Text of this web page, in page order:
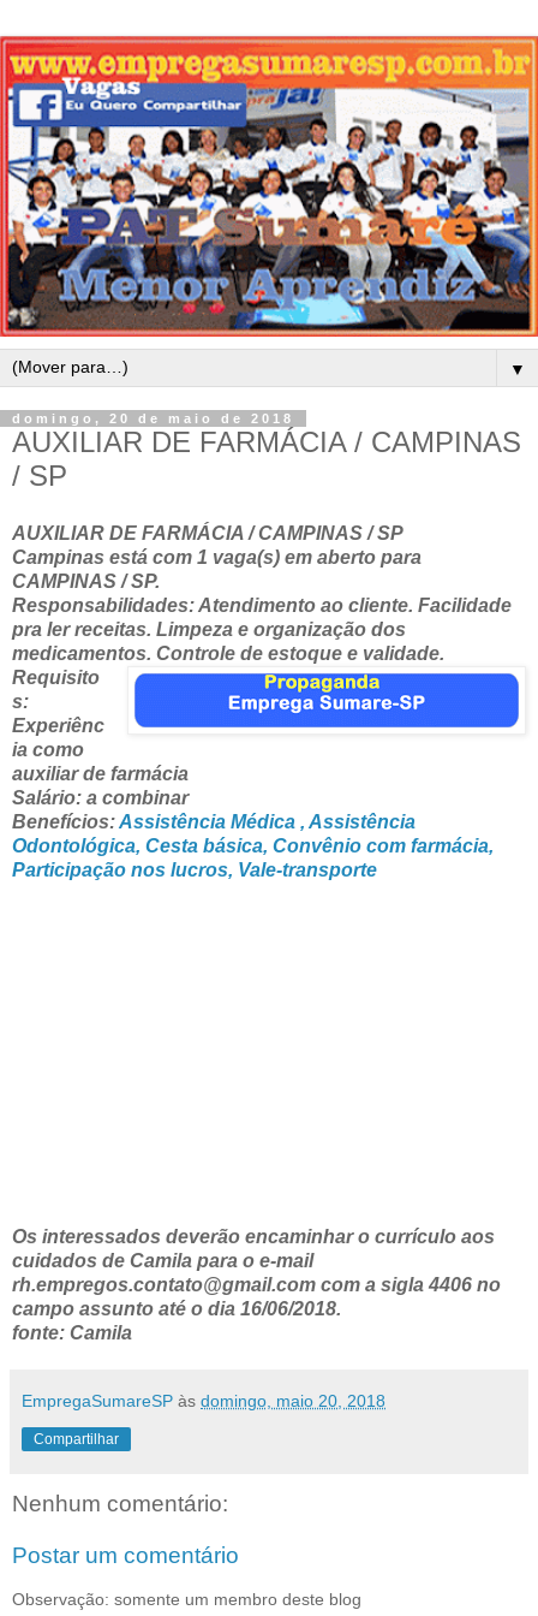
▼
domingo, 20 de maio de 2018
AUXILIAR DE FARMÁCIA / CAMPINAS
/ SP
AUXILIAR DE FARMÁCIA / CAMPINAS / SP
Campinas está com 1 vaga(s) em aberto para
CAMPINAS / SP.
Responsabilidades: Atendimento ao cliente. Facilidade
pra ler receitas. Limpeza e organização dos
medicamentos. Controle de estoque e validade.
Requisito
s:
Experiênc
ia como
auxiliar de farmácia
Salário: a combinar
Benefícios:Assistência Médica , Assistência
Odontológica, Cesta básica, Convênio com farmácia,
Participação nos lucros, Vale-transporte
Os interessados deverão encaminhar o currículo aos
cuidados de Camila para o e-mail
rh.empregos.contato@gmail.com com a sigla 4406 no
campo assunto até o dia 16/06/2018.
fonte: Camila
EmpregaSumareSP às domingo, maio 20, 2018
Compartilhar
Nenhum comentário:
Postar um comentário
Observação: somente um membro deste blog